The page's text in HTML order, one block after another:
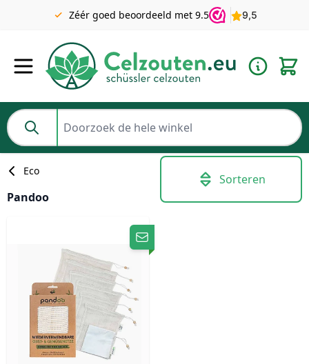
Gratis verzending v.a. €49 NL | BE pakket tot 2KG gratis v.a.
€69
Zéér goed beoordeeld met 9.5
Doorzoek de hele winkel
Eco
Pandoo
Sorteren